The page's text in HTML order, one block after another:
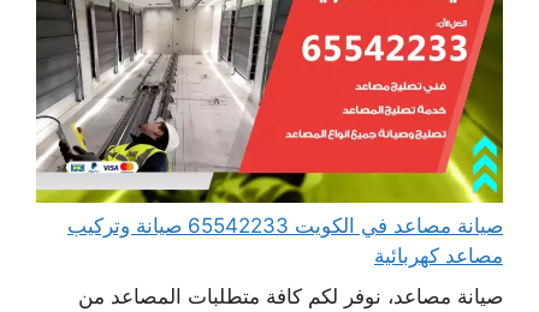
صيانة مصاعد في الكويت 65542233 صيانة وتركيب
مصاعد كهربائية
صيانة مصاعد، نوفر لكم كافة متطلبات المصاعد من